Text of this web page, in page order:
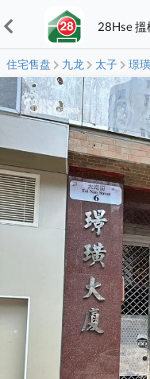
28Hse 搵
住宅售盘 九龙 太子 璟